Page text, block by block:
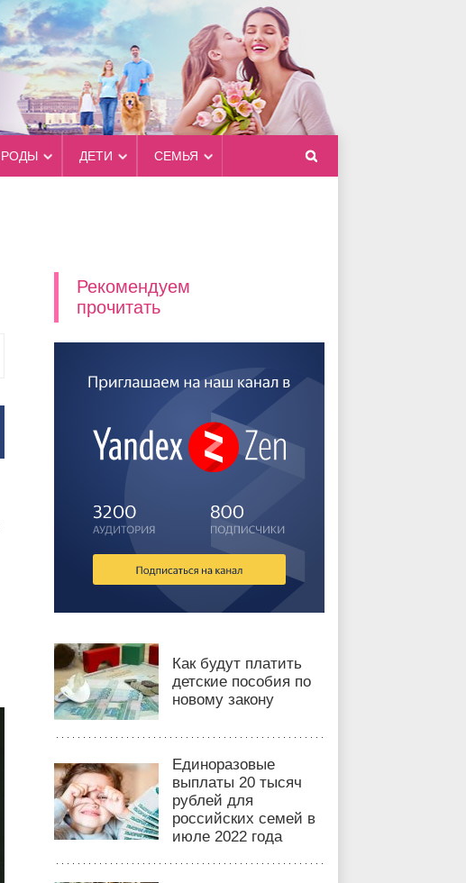
РОДЫ ДЕТИ СЕМЬЯ
Рекомендуем
прочитать
Как будут платить
детские пособия по
новому закону
Единоразовые
выплаты 20 тысяч
рублей для
российских семей в
июле 2022 года